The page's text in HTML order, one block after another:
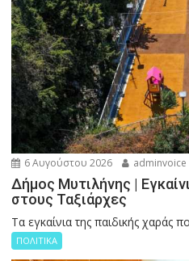
6 Αυγούστου 2026 adminvoice
Δήμος Μυτιλήνης |
στους Ταξιάρχες
Tα εγκαίνια της παιδικής χαράς
ΠΟΛΙΤΙΚΑ